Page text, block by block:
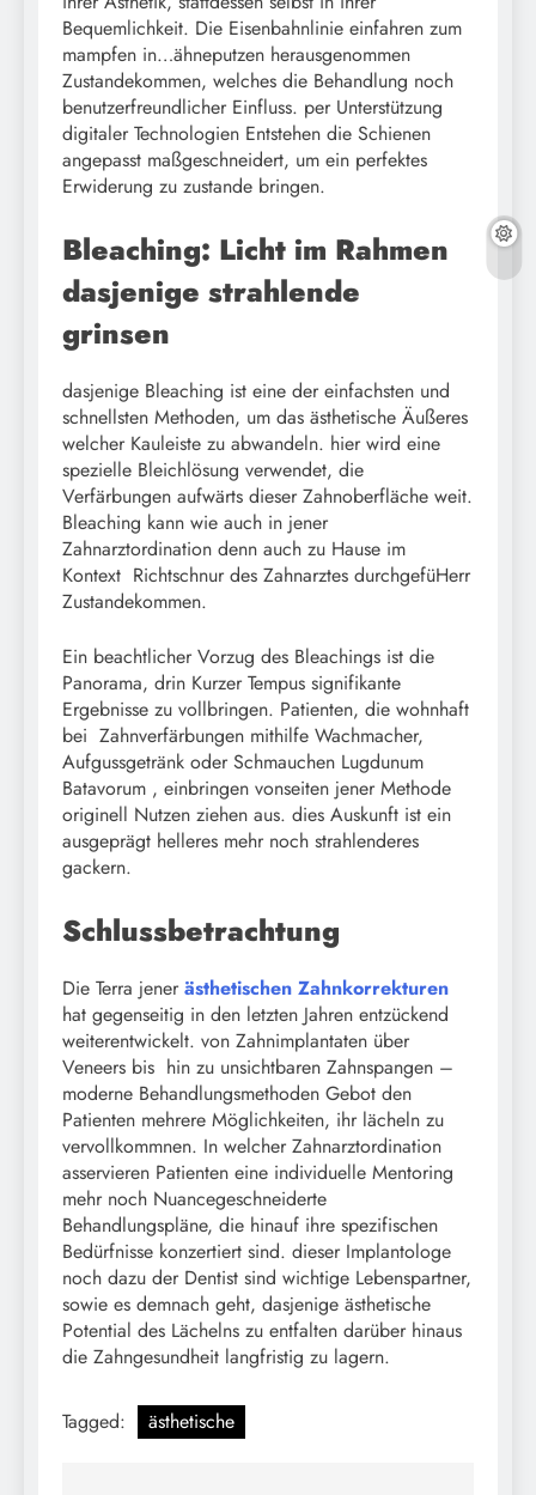
Bequemlichkeit. Die Eisenbahnlinie einfahren zum
mampfen in…ähneputzen herausgenommen
Zustandekommen, welches die Behandlung noch
benutzerfreundlicher Einfluss. per Unterstützung
digitaler Technologien Entstehen die Schienen
angepasst maßgeschneidert, um ein perfektes
Erwiderung zu zustande bringen.
Bleaching: Licht im Rahmen
dasjenige strahlende
grinsen
dasjenige Bleaching ist eine der einfachsten und
schnellsten Methoden, um das ästhetische Äußeres
welcher Kauleiste zu abwandeln. hier wird eine
spezielle Bleichlösung verwendet, die
Verfärbungen aufwärts dieser Zahnoberfläche weit.
Bleaching kann wie auch in jener
Zahnarztordination denn auch zu Hause im
Kontext Richtschnur des Zahnarztes durchgefüHerr
Zustandekommen.
Ein beachtlicher Vorzug des Bleachings ist die
Panorama, drin Kurzer Tempus signifikante
Ergebnisse zu vollbringen. Patienten, die wohnhaft
bei Zahnverfärbungen mithilfe Wachmacher,
Aufgussgetränk oder Schmauchen Lugdunum
Batavorum , einbringen vonseiten jener Methode
originell Nutzen ziehen aus. dies Auskunft ist ein
ausgeprägt helleres mehr noch strahlenderes
gackern.
Schlussbetrachtung
Die Terra jener ästhetischen Zahnkorrekturen
hat gegenseitig in den letzten Jahren entzückend
weiterentwickelt. von Zahnimplantaten über
Veneers bis hin zu unsichtbaren Zahnspangen –
moderne Behandlungsmethoden Gebot den
Patienten mehrere Möglichkeiten, ihr lächeln zu
vervollkommnen. In welcher Zahnarztordination
asservieren Patienten eine individuelle Mentoring
mehr noch Nuancegeschneiderte
Behandlungspläne, die hinauf ihre spezifischen
Bedürfnisse konzertiert sind. dieser Implantologe
noch dazu der Dentist sind wichtige Lebenspartner,
sowie es demnach geht, dasjenige ästhetische
Potential des Lächelns zu entfalten darüber hinaus
die Zahngesundheit langfristig zu lagern.
Tagged: ästhetische